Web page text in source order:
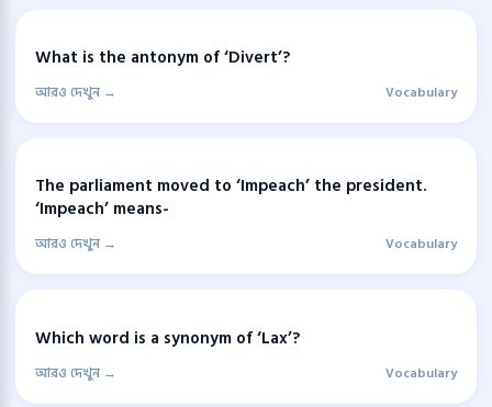
What is the antonym of ‘Divert’?
আরও দেখুন → Vocabulary
The parliament moved to ‘Impeach’ the president.
‘Impeach’ means-
আরও দেখুন → Vocabulary
Which word is a synonym of ‘Lax’?
আরও দেখুন → Vocabulary